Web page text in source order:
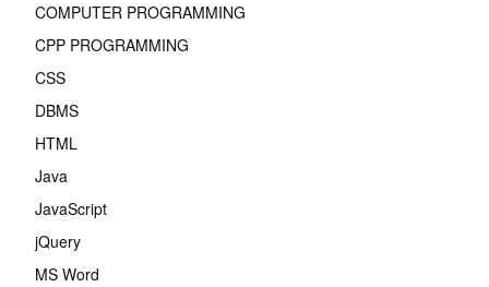
COMPUTER PROGRAMMING
CPP PROGRAMMING
CSS
DBMS
HTML
Java
JavaScript
jQuery
MS Word